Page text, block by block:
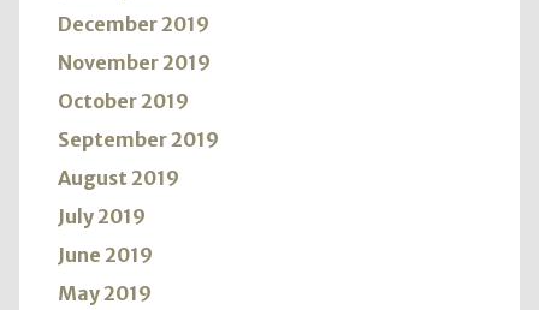
December 2019
November 2019
October 2019
September 2019
August 2019
July 2019
June 2019
May 2019